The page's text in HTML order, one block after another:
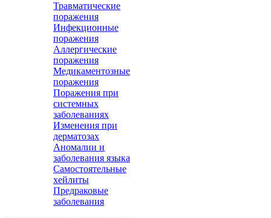
Травматические
поражения
Инфекционные
поражения
Аллергические
поражения
Медикаментозные
поражения
Поражения при
системных
заболеваниях
Изменения при
дерматозах
Аномалии и
заболевания языка
Самостоятельные
хейлиты
Предраковые
заболевания